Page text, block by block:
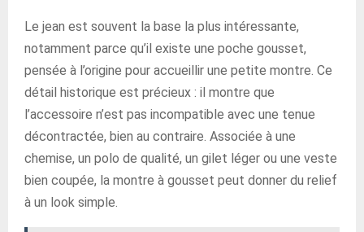
Le jean est souvent la base la plus intéressante,
notamment parce qu’il existe une poche gousset,
pensée à l’origine pour accueillir une petite montre. Ce
détail historique est précieux : il montre que
l’accessoire n’est pas incompatible avec une tenue
décontractée, bien au contraire. Associée à une
chemise, un polo de qualité, un gilet léger ou une veste
bien coupée, la montre à gousset peut donner du relief
à un look simple.